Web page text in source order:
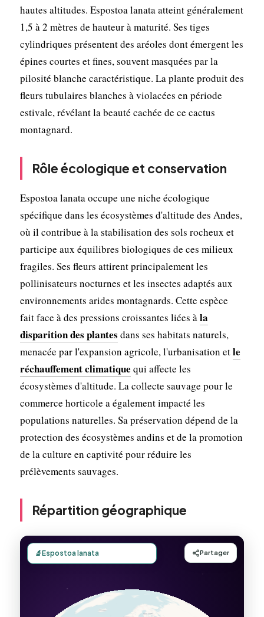
hautes altitudes. Espostoa lanata atteint généralement
1,5 à 2 mètres de hauteur à maturité. Ses tiges
cylindriques présentent des aréoles dont émergent les
épines courtes et fines, souvent masquées par la
pilosité blanche caractéristique. La plante produit des
fleurs tubulaires blanches à violacées en période
estivale, révélant la beauté cachée de ce cactus
montagnard.
Rôle écologique et conservation
Espostoa lanata occupe une niche écologique
spécifique dans les écosystèmes d'altitude des Andes,
où il contribue à la stabilisation des sols rocheux et
participe aux équilibres biologiques de ces milieux
fragiles. Ses fleurs attirent principalement les
pollinisateurs nocturnes et les insectes adaptés aux
environnements arides montagnards. Cette espèce
fait face à des pressions croissantes liées àla
disparition des plantes dans ses habitats naturels,
menacée par l'expansion agricole, l'urbanisation etle
réchauffement climatique qui affecte les
écosystèmes d'altitude. La collecte sauvage pour le
commerce horticole a également impacté les
populations naturelles. Sa préservation dépend de la
protection des écosystèmes andins et de la promotion
de la culture en captivité pour réduire les
prélèvements sauvages.
Répartition géographique